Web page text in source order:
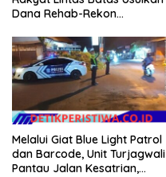
Dana Rehab-Rekon
Dikelola Langsung
Pemerintah Pusat
Melalui Giat Blue Light Patrol
dan Barcode, Unit Turjagwali
Pantau Jalan Kesatrian,